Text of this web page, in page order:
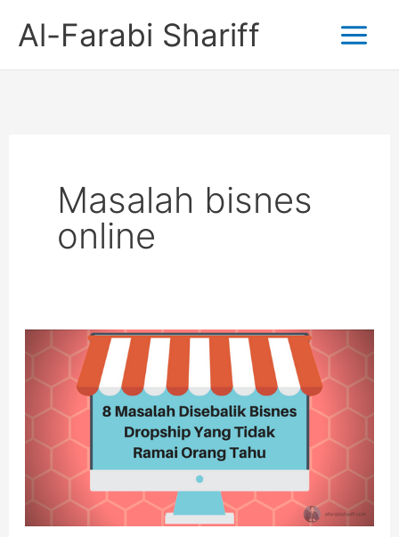
Al-Farabi Shariff
Masalah bisnes
online
Masalah
Disebalik
Bisnes
Dropship
Yang